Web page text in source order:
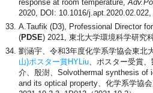
response at room temperature,
2020, DOI: 10.1016/j.apt.2020.02.022,
A.Taufik (D3), Professional Director
(PDSE) 2021, 東北大学環境科学研究
劉涵宇、令和3年度化学系学協会東北
山)ポスター賞HYLiu、ポスター受賞
介、殷澍、Solvothermal synthesis of
and its optical property、化学系学協